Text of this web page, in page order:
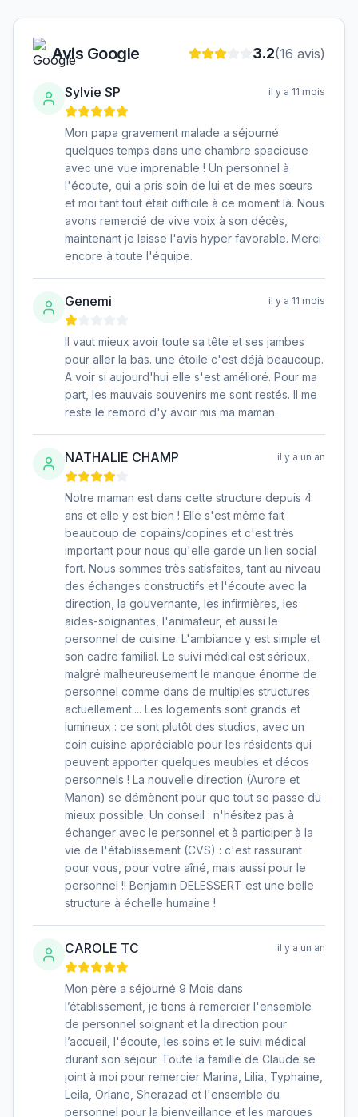
Avis Google 3.2(16 avis)
Sylvie SP il y a 11 mois
Mon papa gravement malade a séjourné
quelques temps dans une chambre spacieuse
avec une vue imprenable ! Un personnel à
l'écoute, qui a pris soin de lui et de mes sœurs
et moi tant tout était difficile à ce moment là. Nous
avons remercié de vive voix à son décès,
maintenant je laisse l'avis hyper favorable. Merci
encore à toute l'équipe.
Genemi il y a 11 mois
Il vaut mieux avoir toute sa tête et ses jambes
pour aller la bas. une étoile c'est déjà beaucoup.
A voir si aujourd'hui elle s'est amélioré. Pour ma
part, les mauvais souvenirs me sont restés. Il me
reste le remord d'y avoir mis ma maman.
NATHALIE CHAMP il y a un an
Notre maman est dans cette structure depuis 4
ans et elle y est bien ! Elle s'est même fait
beaucoup de copains/copines et c'est très
important pour nous qu'elle garde un lien social
fort. Nous sommes très satisfaites, tant au niveau
des échanges constructifs et l'écoute avec la
direction, la gouvernante, les infirmières, les
aides-soignantes, l'animateur, et aussi le
personnel de cuisine. L'ambiance y est simple et
son cadre familial. Le suivi médical est sérieux,
malgré malheureusement le manque énorme de
personnel comme dans de multiples structures
actuellement.... Les logements sont grands et
lumineux : ce sont plutôt des studios, avec un
coin cuisine appréciable pour les résidents qui
peuvent apporter quelques meubles et décos
personnels ! La nouvelle direction (Aurore et
Manon) se démènent pour que tout se passe du
mieux possible. Un conseil : n'hésitez pas à
échanger avec le personnel et à participer à la
vie de l'établissement (CVS) : c'est rassurant
pour vous, pour votre aîné, mais aussi pour le
personnel !! Benjamin DELESSERT est une belle
structure à échelle humaine !
CAROLE TC il y a un an
Mon père a séjourné 9 Mois dans
l’établissement, je tiens à remercier l'ensemble
de personnel soignant et la direction pour
l’accueil, l'écoute, les soins et le suivi médical
durant son séjour. Toute la famille de Claude se
joint à moi pour remercier Marina, Lilia, Typhaine,
Leila, Orlane, Sherazad et l'ensemble du
personnel pour la bienveillance et les marques